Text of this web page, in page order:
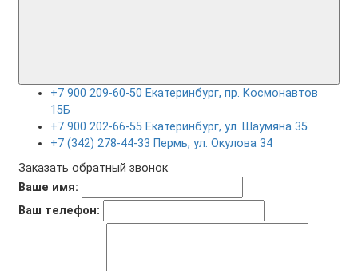
+7 900 209-60-50 Екатеринбург, пр. Космонавтов
15Б
+7 900 202-66-55 Екатеринбург, ул. Шаумяна 35
+7 (342) 278-44-33 Пермь, ул. Окулова 34
Заказать обратный звонок
Ваше имя:
Ваш телефон: